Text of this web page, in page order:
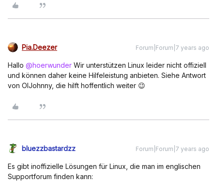
Pia.Deezer Forum|Forum|7 years ago
Hallo @hoerwunder Wir unterstützen Linux leider nicht offiziell
und können daher keine Hilfeleistung anbieten. Siehe Antwort
von OlJohnny, die hilft hoffentlich weiter 😉
bluezzbastardzz Forum|Forum|7 years ago
Es gibt inoffizielle Lösungen für Linux, die man im englischen
Supportforum finden kann: